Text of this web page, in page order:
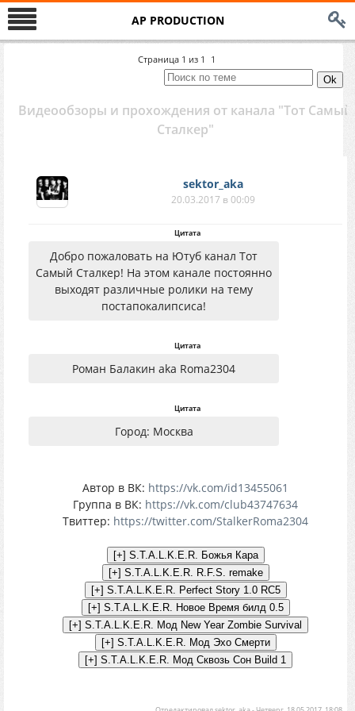
AP PRODUCTION
Страница 1 из 1 1
Видеообзоры и прохождения от канала "Тот Самый
Сталкер"
sektor_aka
20.03.2017 в 00:09
Цитата
Добро пожаловать на Ютуб канал Тот
Самый Сталкер! На этом канале постоянно
выходят различные ролики на тему
постапокалипсиса!
Цитата
Роман Балакин aka Roma2304
Цитата
Город: Москва
Автор в ВК: https://vk.com/id13455061
Группа в ВК: https://vk.com/club43747634
Твиттер: https://twitter.com/StalkerRoma2304